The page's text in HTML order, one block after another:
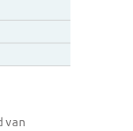
van